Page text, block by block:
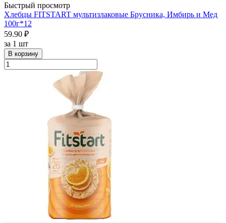
Быстрый просмотр
Хлебцы FITSTART мультизлаковые Брусника, Имбирь и Мед
100г*12
59.90 ₽
за 1 шт
В корзину